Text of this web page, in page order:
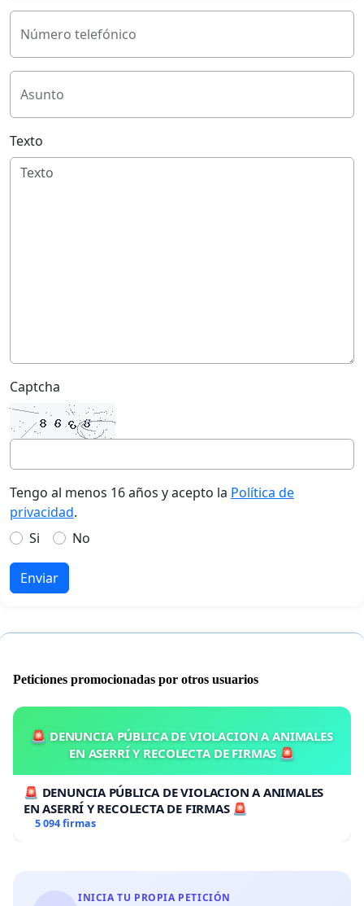
Número telefónico
Asunto
Texto
Captcha
Tengo al menos 16 años y acepto la Política de
privacidad.
Si
No
Enviar
Peticiones promocionadas por otros usuarios
🚨 DENUNCIA PÚBLICA DE VIOLACION A ANIMALES
EN ASERRÍ Y RECOLECTA DE FIRMAS 🚨
🚨 DENUNCIA PÚBLICA DE VIOLACION A ANIMALES
EN ASERRÍ Y RECOLECTA DE FIRMAS 🚨
5 094 firmas
INICIA TU PROPIA PETICIÓN